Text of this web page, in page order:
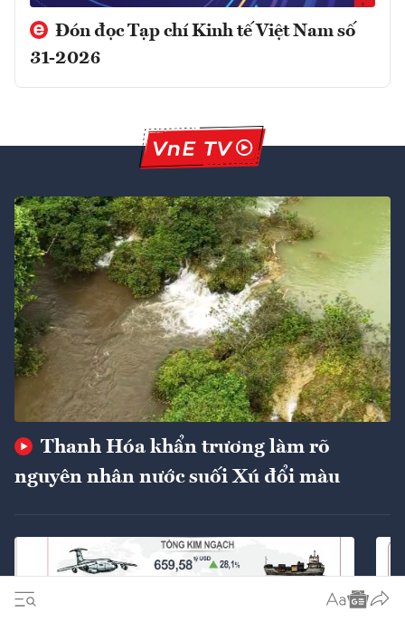
Đón đọc Tạp chí Kinh tế Việt Nam số
31-2026
Thanh Hóa khẩn trương làm rõ
nguyên nhân nước suối Xú đổi màu